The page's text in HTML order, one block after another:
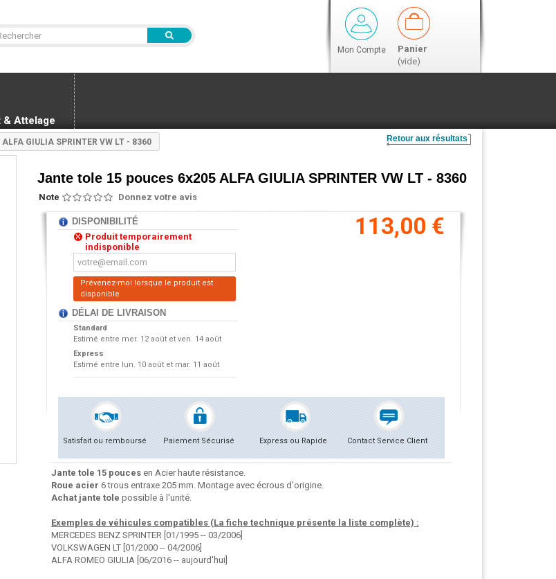
Mon Compte
Panier
(vide)
& Attelage
GIULIA SPRINTER VW LT - 8360 Retour aux résultats
Jante tole 15 pouces 6x205 ALFA GIULIA SPRINTER VW LT - 8360
Note Donnez votre avis
DISPONIBILITÉ
Produit temporairement
indisponible
Prévenez-moi lorsque le produit est
disponible
DÉLAI DE LIVRAISON
Standard
Estimé entre mer. 12 août et ven. 14 août
Express
Estimé entre lun. 10 août et mar. 11 août
113,00 €
Satisfait ou remboursé Paiement Sécurisé Express ou Rapide Contact Service Client
Jante tole 15 poucesen Acier haute résistance.
Roue acier 6 trous entraxe 205 mm. Montage avec écrous d'origine.
Achat jante tole possible à l'unité.
Exemples de véhicules compatibles (La fiche technique présente la liste complète) :
MERCEDES BENZ SPRINTER [01/1995 -- 03/2006]
VOLKSWAGEN LT [01/2000 -- 04/2006]
ALFA ROMEO GIULIA [06/2016 -- aujourd'hui]